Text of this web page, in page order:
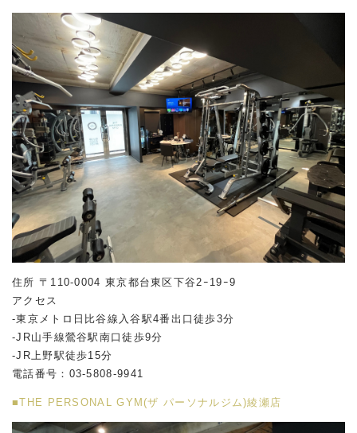
住所 〒110-0004 東京都台東区下谷2ｰ19ｰ9
アクセス
-東京メトロ日比谷線入谷駅4番出口徒歩3分
-JR山手線鶯谷駅南口徒歩9分
-JR上野駅徒歩15分
電話番号：03-5808-9941
■THE PERSONAL GYM(ザ パーソナルジム)綾瀬店